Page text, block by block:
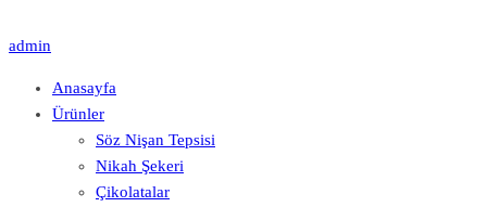
admin
Anasayfa
Ürünler
Söz Nişan Tepsisi
Nikah Şekeri
Çikolatalar